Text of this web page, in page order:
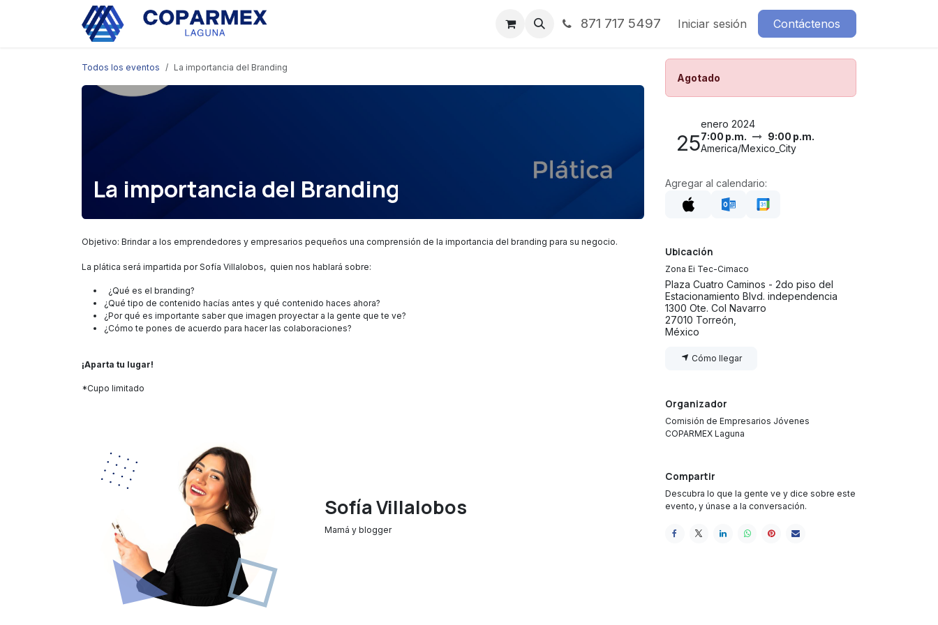
Noticias Contáctenos871 717 5497 Iniciar sesión Contáctenos
Todos los eventos La importancia del Branding
La importancia del Branding
Objetivo: Brindar a los emprendedores y empresarios pequeños una comprensión de la importancia del branding para su negocio.
La plática será impartida por Sofía Villalobos, quien nos hablará sobre:
¿Qué es el branding?
¿Qué tipo de contenido hacías antes y qué contenido haces ahora?
¿Por qué es importante saber que imagen proyectar a la gente que te ve?
¿Cómo te pones de acuerdo para hacer las colaboraciones?
¡Aparta tu lugar!
*Cupo limitado
Sofía Villalobos
Mamá y blogger
Agotado
25
enero 2024
7:00 p.m.
9:00 p.m.
America/Mexico_City
Agregar al calendario:
Ubicación
Zona Ei Tec-Cimaco
Plaza Cuatro Caminos - 2do piso del
Estacionamiento Blvd. independencia
1300 Ote. Col Navarro
27010 Torreón,
México
Cómo llegar
Organizador
Comisión de Empresarios Jóvenes
COPARMEX Laguna
Compartir
Descubra lo que la gente ve y dice sobre este
evento, y únase a la conversación.